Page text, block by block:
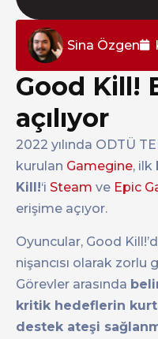
Sina Özgen
Good Kill!
açılıyor
2022 yılında ODTÜ
kurulan Gamegine, ilk
Kill!‘i Steam ve Epic
erişime açıyor.
Oyuncular, Good
nişancısı olarak zorlu
Görevler arasında
kritik hedeflerin
destek ateşi